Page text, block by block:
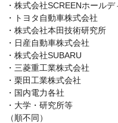
・株式会社SCREENホールデ
・トヨタ自動車株式会社
・株式会社本田技術研究所
・日産自動車株式会社
・株式会社SUBARU
・三菱重工業株式会社
・栗田工業株式会社
・国内電力各社
・大学・研究所等
（順不同）